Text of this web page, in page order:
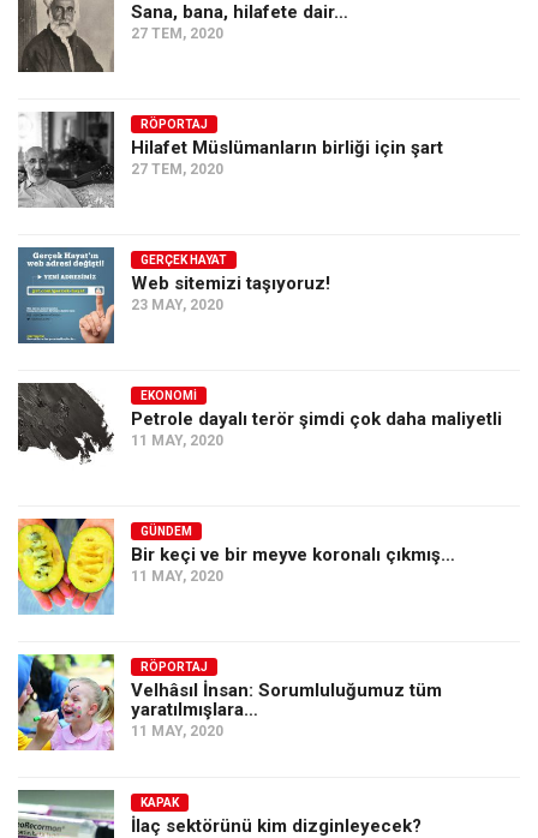
Sana, bana, hilafete dair…
27 TEM, 2020
RÖPORTAJ
Hilafet Müslümanların birliği için şart
27 TEM, 2020
GERÇEK HAYAT
Web sitemizi taşıyoruz!
23 MAY, 2020
EKONOMI
Petrole dayalı terör şimdi çok daha maliyetli
11 MAY, 2020
GÜNDEM
Bir keçi ve bir meyve koronalı çıkmış…
11 MAY, 2020
RÖPORTAJ
Velhâsıl İnsan: Sorumluluğumuz tüm
yaratılmışlara…
11 MAY, 2020
KAPAK
İlaç sektörünü kim dizginleyecek?